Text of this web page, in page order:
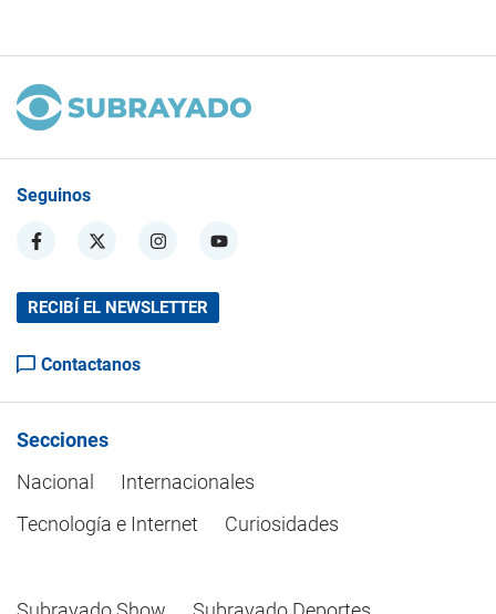
Seguinos
RECIBÍ EL NEWSLETTER
Contactanos
Secciones
Nacional
Internacionales
Tecnología e Internet
Curiosidades